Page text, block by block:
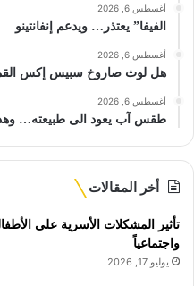
أغسطس 6, 2026
الفيفا” يعتذر… ويدعم إنفانتينو
أغسطس 6, 2026
هل لوث صاروخ سبيس إكس
أغسطس 6, 2026
طقس آب يعود الى طبيعته… وهذا
أخر المقالات
تأثير المشكلات الأسرية على
واجتماعياً
يوليو 17, 2026